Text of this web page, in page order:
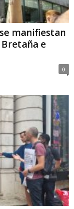
manifiestan
e
0